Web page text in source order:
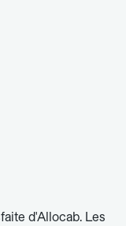
d'Allocab. Les